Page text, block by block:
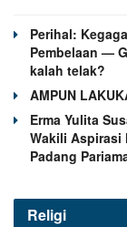
Perihal:
Pembelaan —
kalah telak?
AMPUN
Erma Yulita
Wakili Aspirasi
Padang
Religi